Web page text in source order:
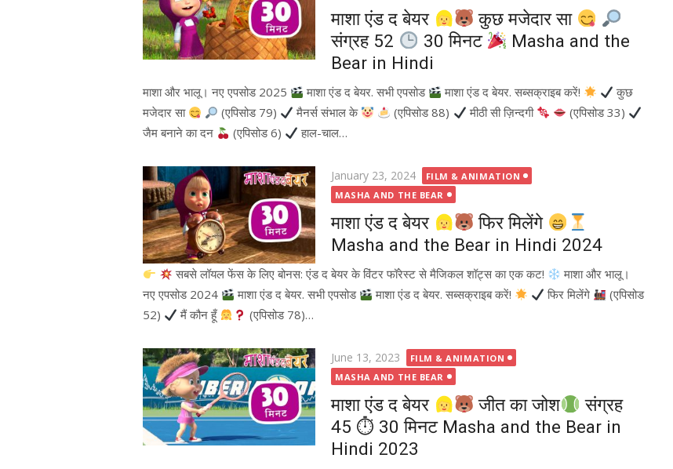
माशा एंड द बेयर
कुछ मजेदार सा
संग्रह 52
30 मिनट
Masha and the
Bear in Hindi
माशा और भालू। नए एपसोड 2025 माशा एंड द बेयर. सभी एपसोड माशा एंड द बेयर. सब्सक्राइब करें!
कुछ
मजेदार सा
(एपिसोड 79) मैनर्स संभाल के (एपिसोड 88) मीठी सी ज़िन्दगी
(एपिसोड 33)
जैम बनाने का दन
(एपिसोड 6) हाल-चाल…
Posted
on
January 23, 2024
FILM & ANIMATION
MASHA AND THE BEAR
माशा एंड द बेयर
फिर मिलेंगे
Masha and the Bear in Hindi 2024
सबसे लॉयल फेंस के लिए बोनस: एंड द बेयर के विंटर फॉरेस्ट से मैजिकल शॉट्स का एक कट!
माशा और भालू।
नए एपसोड 2024
माशा एंड द बेयर. सभी एपसोड माशा एंड द बेयर. सब्सक्राइब करें! फिर मिलेंगे
(एपिसोड
52)
मैं कौन हूँ (एपिसोड 78)…
Posted
on
June 13, 2023
FILM & ANIMATION
MASHA AND THE BEAR
माशा एंड द बेयर जीत का जोश
संग्रह
45 ⏱ 30 मिनट Masha and the Bear in
Hindi 2023